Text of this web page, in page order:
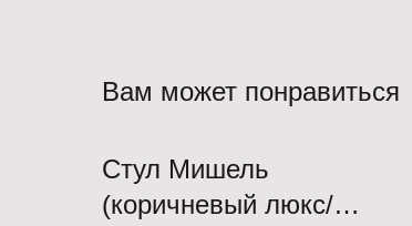
Вам может понравиться
Стул Мишель
(коричневый люкс/